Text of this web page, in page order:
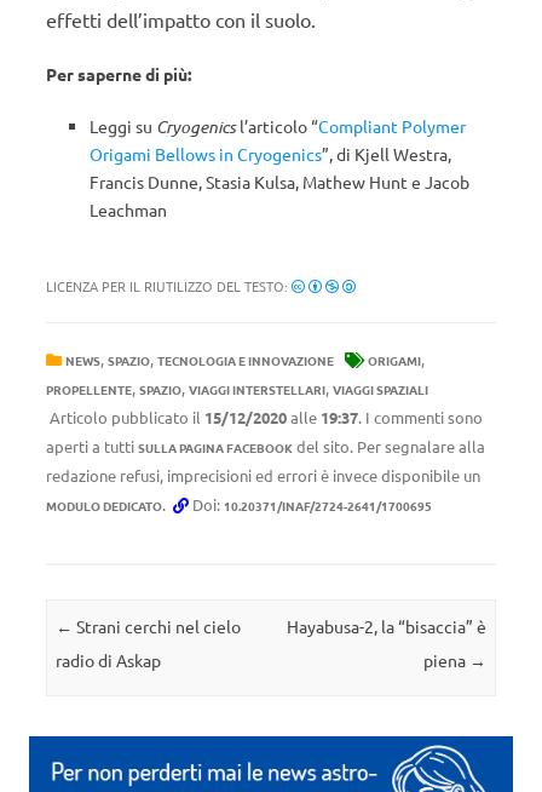
effetti dell’impatto con il suolo.
Per saperne di più:
Leggi su Cryogenicsl’articolo “Compliant Polymer
Origami Bellows in Cryogenics”, di Kjell Westra,
Francis Dunne, Stasia Kulsa, Mathew Hunt e Jacob
Leachman
LICENZA PER IL RIUTILIZZO DEL TESTO:
NEWS, SPAZIO, TECNOLOGIA E INNOVAZIONE ORIGAMI,
PROPELLENTE, SPAZIO, VIAGGI INTERSTELLARI, VIAGGI SPAZIALI
Articolo pubblicato il 15/12/2020alle 19:37. I commenti sono
aperti a tutti SULLA PAGINA FACEBOOK del sito. Per segnalare alla
redazione refusi, imprecisioni ed errori è invece disponibile un
MODULO DEDICATO. Doi: 10.20371/INAF/2724-2641/1700695
Navigazione articolo
← Strani cerchi nel cielo
radio di Askap
Hayabusa-2, la “bisaccia” è
piena →